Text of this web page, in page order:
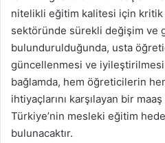
nitelikli eğitim kalitesi için kritik
sektöründe sürekli değişim ve
bulundurulduğunda, usta
güncellenmesi ve
bağlamda, hem öğreticilerin
ihtiyaçlarını karşılayan bir maaş
Türkiye’nin mesleki eğitim
bulunacaktır.